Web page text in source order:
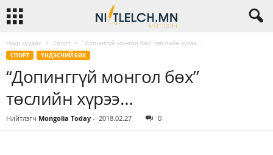
Нүүр хуудас Спорт “Допинггүй монгол бөх” төслийн хүрээ…
СПОРТ ҮНДЭСНИЙ БӨХ
“Допинггүй монгол бөх”
төслийн хүрээ…
Нийтлэгч Mongolia Today - 2018.02.27 0